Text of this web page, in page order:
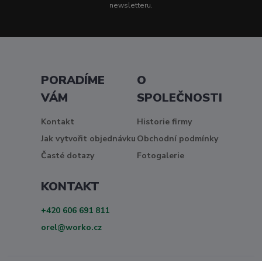
newsletteru.
PORADÍME
VÁM
Kontakt
Jak vytvořit objednávku
Časté dotazy
O
SPOLEČNOSTI
Historie firmy
Obchodní podmínky
Fotogalerie
KONTAKT
+420 606 691 811
orel@worko.cz